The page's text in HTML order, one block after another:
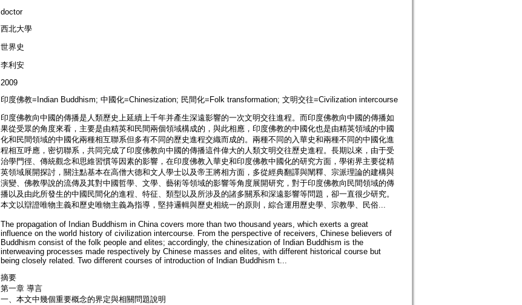
doctor
西北大學
世界史
李利安
2009
印度佛教=Indian Buddhism; 中國化=Chinesization; 民間化=Folk transformation; 文明交往=Civilization intercourse
印度佛教向中國的傳播是人類歷史上延續上千年并產生深遠影響的一次文明交往進程。而印度佛教向中國的傳播如
果從受眾的角度來看，主要是由精英和民間兩個領域構成的，與此相應，印度佛教的中國化也是由精英領域的中國
化和民間領域的中國化兩種相互聯系但多有不同的歷史進程交織而成的。兩種不同的入華史和兩種不同的中國化進
程相互呼應，密切聯系，共同完成了印度佛教向中國的傳播這件偉大的人類文明交往歷史進程。長期以來，由于受
治學門徑、傳統觀念和思維習慣等因素的影響，在印度佛教入華史和印度佛教中國化的研究方面，學術界主要從精
英領域展開探討，關注點基本在高僧大德和文人學士以及帝王將相方面，多從經典翻譯與闡釋、宗派理論的建構與
演變、佛教學說的流傳及其對中國哲學、文學、藝術等領域的影響等角度展開研究，對于印度佛教向民間領域的傳
播以及由此所發生的中國民間化的進程、特征、類型以及所涉及的諸多關系和深遠影響等問題，卻一直很少研究。
本文以辯證唯物主義和歷史唯物主義為指導，堅持邏輯與歷史相統一的原則，綜合運用歷史學、宗教學、民俗...
The propagation of Indian Buddhism in China covers more than two thousand years, which exerts a great
influence on the world history of civilization intercourse. From the perspective of receivers, Chinese believers of
Buddhism consist of the folk people and elites; accordingly, the chinesization of Indian Buddhism is the
interweaving processes made respectively by Chinese masses and elites, with different historical course but
being closely related. Two different courses of introduction of Indian Buddhism t...
摘要
第一章 導言
一、本文中幾個重要概念的界定與相關問題說明